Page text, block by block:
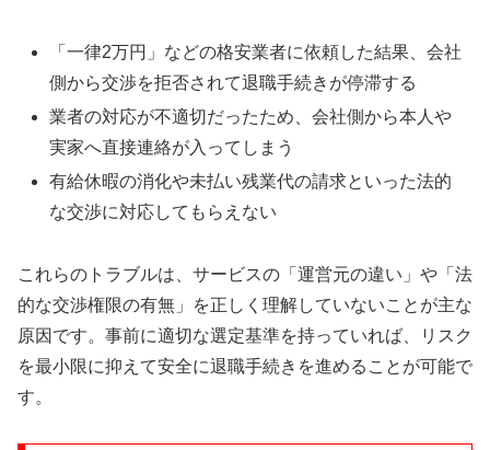
「一律2万円」などの格安業者に依頼した結果、会社
側から交渉を拒否されて退職手続きが停滞する
業者の対応が不適切だったため、会社側から本人や
実家へ直接連絡が入ってしまう
有給休暇の消化や未払い残業代の請求といった法的
な交渉に対応してもらえない
これらのトラブルは、サービスの「運営元の違い」や「法
的な交渉権限の有無」を正しく理解していないことが主な
原因です。事前に適切な選定基準を持っていれば、リスク
を最小限に抑えて安全に退職手続きを進めることが可能で
す。